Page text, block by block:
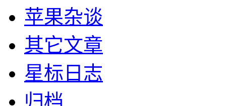
苹果杂谈
其它文章
星标日志
归档